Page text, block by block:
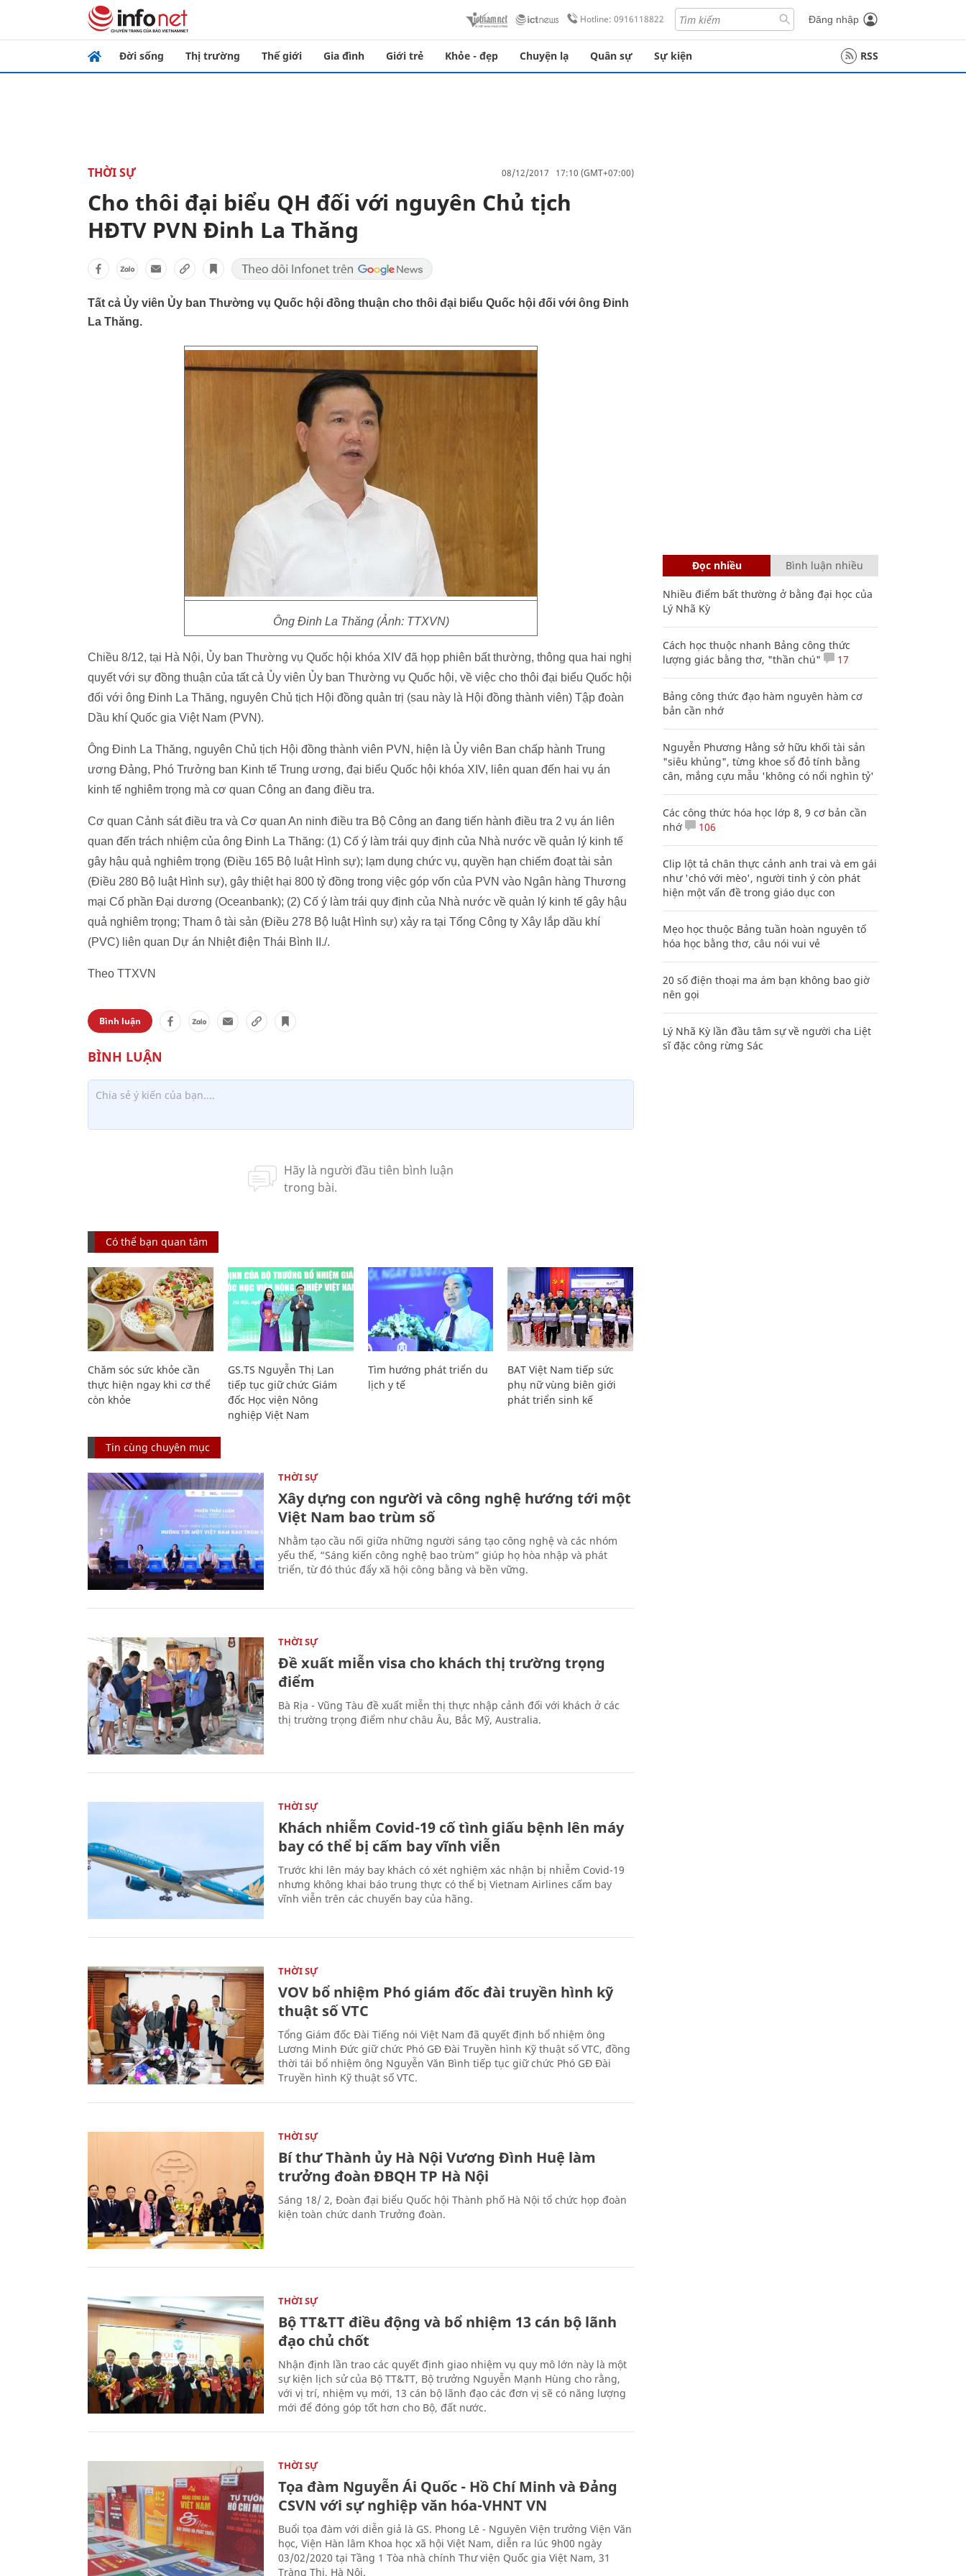
Hotline: 0916118822 Đăng nhập
Đời sống Thị trường Thế giới Gia đình Giới trẻ Khỏe - đẹp Chuyện lạ Quân sự Sự kiện RSS
THỜI SỰ 08/12/2017 17:10 (GMT+07:00)
Cho thôi đại biểu QH đối với nguyên Chủ tịch
HĐTV PVN Đinh La Thăng
Tất cả Ủy viên Ủy ban Thường vụ Quốc hội đồng thuận cho thôi đại biểu Quốc hội đối với ông Đinh
La Thăng.
Ông Đinh La Thăng (Ảnh: TTXVN)
Chiều 8/12, tại Hà Nội, Ủy ban Thường vụ Quốc hội khóa XIV đã họp phiên bất thường, thông qua hai nghị
quyết với sự đồng thuận của tất cả Ủy viên Ủy ban Thường vụ Quốc hội, về việc cho thôi đại biểu Quốc hội
đối với ông Đinh La Thăng, nguyên Chủ tịch Hội đồng quản trị (sau này là Hội đồng thành viên) Tập đoàn
Dầu khí Quốc gia Việt Nam (PVN).
Ông Đinh La Thăng, nguyên Chủ tịch Hội đồng thành viên PVN, hiện là Ủy viên Ban chấp hành Trung
ương Đảng, Phó Trưởng ban Kinh tế Trung ương, đại biểu Quốc hội khóa XIV, liên quan đến hai vụ án
kinh tế nghiêm trọng mà cơ quan Công an đang điều tra.
Cơ quan Cảnh sát điều tra và Cơ quan An ninh điều tra Bộ Công an đang tiến hành điều tra 2 vụ án liên
quan đến trách nhiệm của ông Đinh La Thăng: (1) Cố ý làm trái quy định của Nhà nước về quản lý kinh tế
gây hậu quả nghiêm trọng (Điều 165 Bộ luật Hình sự); lạm dụng chức vụ, quyền hạn chiếm đoạt tài sản
(Điều 280 Bộ luật Hình sự), gây thiệt hại 800 tỷ đồng trong việc góp vốn của PVN vào Ngân hàng Thương
mại Cổ phần Đại dương (Oceanbank); (2) Cố ý làm trái quy định của Nhà nước về quản lý kinh tế gây hậu
quả nghiêm trọng; Tham ô tài sản (Điều 278 Bộ luật Hình sự) xảy ra tại Tổng Công ty Xây lắp dầu khí
(PVC) liên quan Dự án Nhiệt điện Thái Bình II./.
Theo TTXVN
Bình luận
Có thể bạn quan tâm
Chăm sóc sức khỏe cần
thực hiện ngay khi cơ thể
còn khỏe
GS.TS Nguyễn Thị Lan
tiếp tục giữ chức Giám
đốc Học viện Nông
nghiệp Việt Nam
Tìm hướng phát triển du
lịch y tế
BAT Việt Nam tiếp sức
phụ nữ vùng biên giới
phát triển sinh kế
Tin cùng chuyên mục
THỜI SỰ
Xây dựng con người và công nghệ hướng tới một
Việt Nam bao trùm số
Nhằm tạo cầu nối giữa những người sáng tạo công nghệ và các nhóm
yếu thế, “Sáng kiến công nghệ bao trùm” giúp họ hòa nhập và phát
triển, từ đó thúc đẩy xã hội công bằng và bền vững.
THỜI SỰ
Đề xuất miễn visa cho khách thị trường trọng
điểm
Bà Rịa - Vũng Tàu đề xuất miễn thị thực nhập cảnh đối với khách ở các
thị trường trọng điểm như châu Âu, Bắc Mỹ, Australia.
THỜI SỰ
Khách nhiễm Covid-19 cố tình giấu bệnh lên máy
bay có thể bị cấm bay vĩnh viễn
Trước khi lên máy bay khách có xét nghiệm xác nhận bị nhiễm Covid-19
nhưng không khai báo trung thực có thể bị Vietnam Airlines cấm bay
vĩnh viễn trên các chuyến bay của hãng.
THỜI SỰ
VOV bổ nhiệm Phó giám đốc đài truyền hình kỹ
thuật số VTC
Tổng Giám đốc Đài Tiếng nói Việt Nam đã quyết định bổ nhiệm ông
Lương Minh Đức giữ chức Phó GĐ Đài Truyền hình Kỹ thuật số VTC, đồng
thời tái bổ nhiệm ông Nguyễn Văn Bình tiếp tục giữ chức Phó GĐ Đài
Truyền hình Kỹ thuật số VTC.
THỜI SỰ
Bí thư Thành ủy Hà Nội Vương Đình Huệ làm
trưởng đoàn ĐBQH TP Hà Nội
Sáng 18/ 2, Đoàn đại biểu Quốc hội Thành phố Hà Nội tổ chức họp đoàn
kiện toàn chức danh Trưởng đoàn.
THỜI SỰ
Bộ TT&TT điều động và bổ nhiệm 13 cán bộ lãnh
đạo chủ chốt
Nhận định lần trao các quyết định giao nhiệm vụ quy mô lớn này là một
sự kiện lịch sử của Bộ TT&TT, Bộ trưởng Nguyễn Mạnh Hùng cho rằng,
với vị trí, nhiệm vụ mới, 13 cán bộ lãnh đạo các đơn vị sẽ có năng lượng
mới để đóng góp tốt hơn cho Bộ, đất nước.
THỜI SỰ
Tọa đàm Nguyễn Ái Quốc - Hồ Chí Minh và Đảng
CSVN với sự nghiệp văn hóa-VHNT VN
Buổi tọa đàm với diễn giả là GS. Phong Lê - Nguyên Viện trưởng Viện Văn
học, Viện Hàn lâm Khoa học xã hội Việt Nam, diễn ra lúc 9h00 ngày
03/02/2020 tại Tầng 1 Tòa nhà chính Thư viện Quốc gia Việt Nam, 31
Tràng Thi, Hà Nội.
Đọc nhiều Bình luận nhiều
Nhiều điểm bất thường ở bằng đại học của
Lý Nhã Kỳ
Cách học thuộc nhanh Bảng công thức
lượng giác bằng thơ, "thần chú"
17
Bảng công thức đạo hàm nguyên hàm cơ
bản cần nhớ
Nguyễn Phương Hằng sở hữu khối tài sản
"siêu khủng", từng khoe sổ đỏ tính bằng
cân, mắng cựu mẫu 'không có nổi nghìn tỷ'
Các công thức hóa học lớp 8, 9 cơ bản cần
nhớ
106
Clip lột tả chân thực cảnh anh trai và em gái
như 'chó với mèo', người tinh ý còn phát
hiện một vấn đề trong giáo dục con
Mẹo học thuộc Bảng tuần hoàn nguyên tố
hóa học bằng thơ, câu nói vui vẻ
20 số điện thoại ma ám bạn không bao giờ
nên gọi
Lý Nhã Kỳ lần đầu tâm sự về người cha Liệt
sĩ đặc công rừng Sác